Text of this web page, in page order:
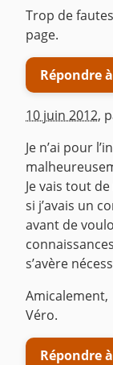
Trop de
page.
Répondre
10 juin 2012,
Je n’ai pour
Je vais tout
si j’avais un
avant de
s’avère
Amicalement,
Véro.
Répondre